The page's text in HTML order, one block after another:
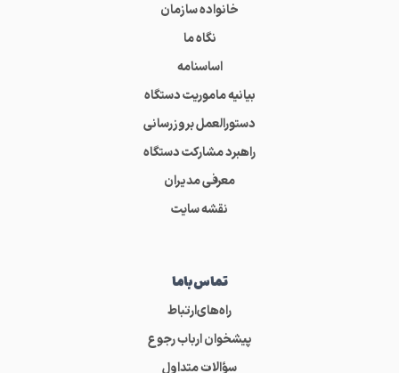
خانواده سازمان
نگاه ما
اساسنامه
بیانیه ماموریت دستگاه
دستورالعمل بروزرسانی
راهبرد مشارکت دستگاه
معرفی مدیران
نقشه سایت
تماس‌باما
راه‌های‌ارتباط
پیشخوان ارباب رجوع
سؤالات متداول